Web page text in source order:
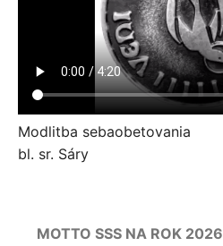
Modlitba sebaobetovania
bl. sr. Sáry
MOTTO SSS NA ROK 2026